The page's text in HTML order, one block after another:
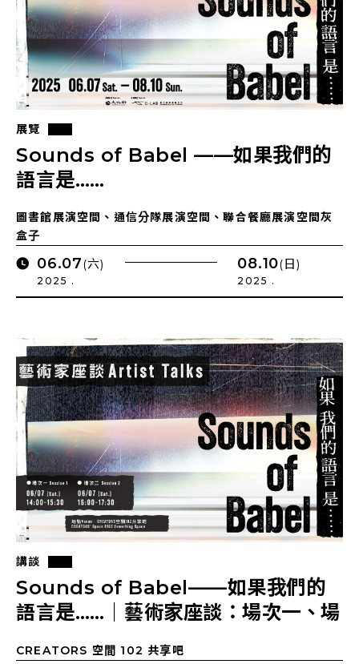
展覽
Sounds of Babel ——如果我們的
語言是……
圖書館展演空間、通信分隊展演空間、聯合餐廳展演空間灰
盒子
06.07(六)
2025 .
08.10(日)
2025 .
講談
Sounds of Babel——如果我們的
語言是……｜藝術家座談：場次一、場
CREATORS 空間 102 共享吧